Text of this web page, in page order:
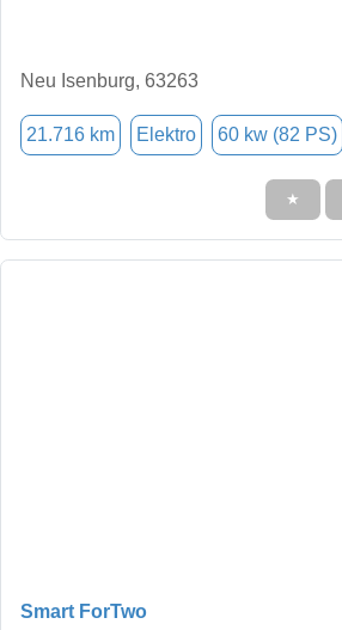
Neu Isenburg, 63263
21.716 km Elektro 60 kw (82 PS)
★
Smart ForTwo